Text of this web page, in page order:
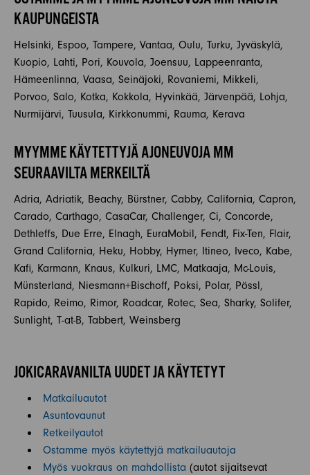
KAUPUNGEISTA
Helsinki, Espoo, Tampere, Vantaa, Oulu, Turku, Jyväskylä,
Kuopio, Lahti, Pori, Kouvola, Joensuu, Lappeenranta,
Hämeenlinna, Vaasa, Seinäjoki, Rovaniemi, Mikkeli,
Porvoo, Salo, Kotka, Kokkola, Hyvinkää, Järvenpää, Lohja,
Nurmijärvi, Tuusula, Kirkkonummi, Rauma, Kerava
MYYMME KÄYTETTYJÄ AJONEUVOJA MM
SEURAAVILTA MERKEILTÄ
Adria, Adriatik, Beachy, Bürstner, Cabby, California, Capron,
Carado, Carthago, CasaCar, Challenger, Ci, Concorde,
Dethleffs, Due Erre, Elnagh, EuraMobil, Fendt, Fix-Ten, Flair,
Grand California, Heku, Hobby, Hymer, Itineo, Iveco, Kabe,
Kafi, Karmann, Knaus, Kulkuri, LMC, Matkaaja, Mc-Louis,
Münsterland, Niesmann+Bischoff, Poksi, Polar, Pössl,
Rapido, Reimo, Rimor, Roadcar, Rotec, Sea, Sharky, Solifer,
Sunlight, T-at-B, Tabbert, Weinsberg
JOKICARAVANILTA UUDET JA KÄYTETYT
Matkailuautot
Asuntovaunut
Retkeilyautot
Ostamme myös käytettyjä matkailuautoja
Myös vuokraus on mahdollista (autot sijaitsevat